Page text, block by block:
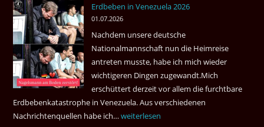
Juli
2026
Thai
Airways
nonstop
nach
Amsterdam.
Erdbeben in Venezuela 2026
01.07.2026
Nachdem unsere deutsche
Nationalmannschaft nun die Heimreise
antreten musste, habe ich mich wieder
wichtigeren Dingen zugewandt.Mich
erschüttert derzeit vor allem die furchtbare
Erdbebenkatastrophe in Venezuela. Aus verschiedenen
Nachrichtenquellen habe ich…Erdbeben
weiterlesen